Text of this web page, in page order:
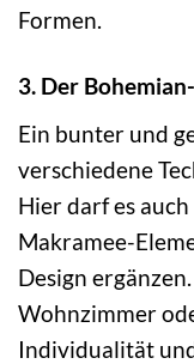
Formen.
3. Der
Ein bunter und
verschiedene
Hier darf es
Makramee-
Design
Wohnzimmer
Individualität